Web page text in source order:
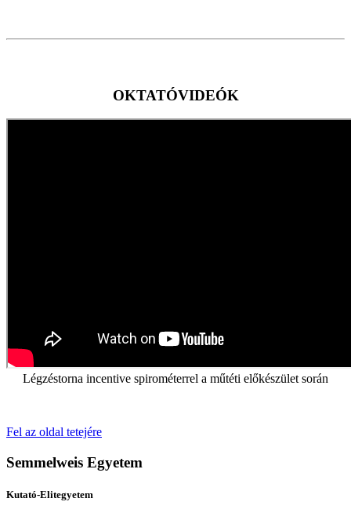
OKTATÓVIDEÓK
Légzéstorna incentive spirométerrel a műtéti előkészület során
Fel az oldal tetejére
Semmelweis Egyetem
Kutató-Elitegyetem